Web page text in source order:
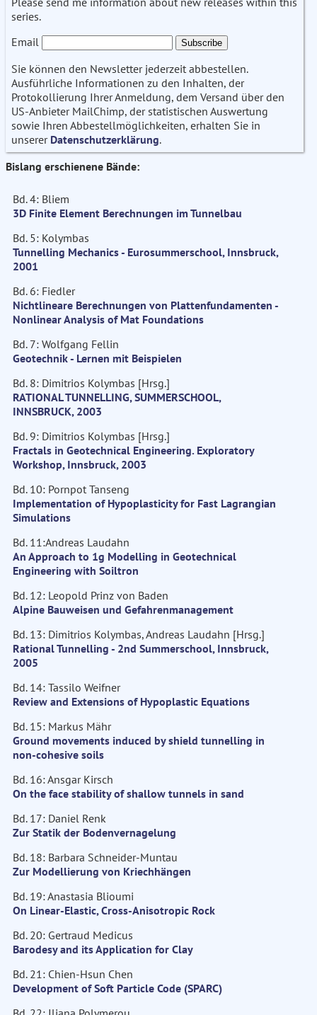
series.
Email
Sie können den Newsletter jederzeit abbestellen.
Ausführliche Informationen zu den Inhalten, der
Protokollierung Ihrer Anmeldung, dem Versand über den
US-Anbieter MailChimp, der statistischen Auswertung
sowie Ihren Abbestellmöglichkeiten, erhalten Sie in
unserer Datenschutzerklärung.
Bislang erschienene Bände:
Bd. 4: Bliem
3D Finite Element Berechnungen im Tunnelbau
Bd. 5: Kolymbas
Tunnelling Mechanics - Eurosummerschool, Innsbruck,
2001
Bd. 6: Fiedler
Nichtlineare Berechnungen von Plattenfundamenten -
Nonlinear Analysis of Mat Foundations
Bd. 7: Wolfgang Fellin
Geotechnik - Lernen mit Beispielen
Bd. 8: Dimitrios Kolymbas [Hrsg.]
RATIONAL TUNNELLING, SUMMERSCHOOL,
INNSBRUCK, 2003
Bd. 9: Dimitrios Kolymbas [Hrsg.]
Fractals in Geotechnical Engineering. Exploratory
Workshop, Innsbruck, 2003
Bd. 10: Pornpot Tanseng
Implementation of Hypoplasticity for Fast Lagrangian
Simulations
Bd. 11:Andreas Laudahn
An Approach to 1g Modelling in Geotechnical
Engineering with Soiltron
Bd. 12: Leopold Prinz von Baden
Alpine Bauweisen und Gefahrenmanagement
Bd. 13: Dimitrios Kolymbas, Andreas Laudahn [Hrsg.]
Rational Tunnelling - 2nd Summerschool, Innsbruck,
2005
Bd. 14: Tassilo Weifner
Review and Extensions of Hypoplastic Equations
Bd. 15: Markus Mähr
Ground movements induced by shield tunnelling in
non-cohesive soils
Bd. 16: Ansgar Kirsch
On the face stability of shallow tunnels in sand
Bd. 17: Daniel Renk
Zur Statik der Bodenvernagelung
Bd. 18: Barbara Schneider-Muntau
Zur Modellierung von Kriechhängen
Bd. 19: Anastasia Blioumi
On Linear-Elastic, Cross-Anisotropic Rock
Bd. 20: Gertraud Medicus
Barodesy and its Application for Clay
Bd. 21: Chien-Hsun Chen
Development of Soft Particle Code (SPARC)